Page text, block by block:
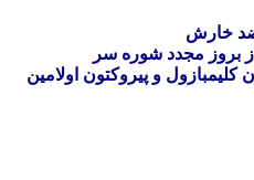
خارش
بروز مجدد شوره سر
و پیروکتون اولامین